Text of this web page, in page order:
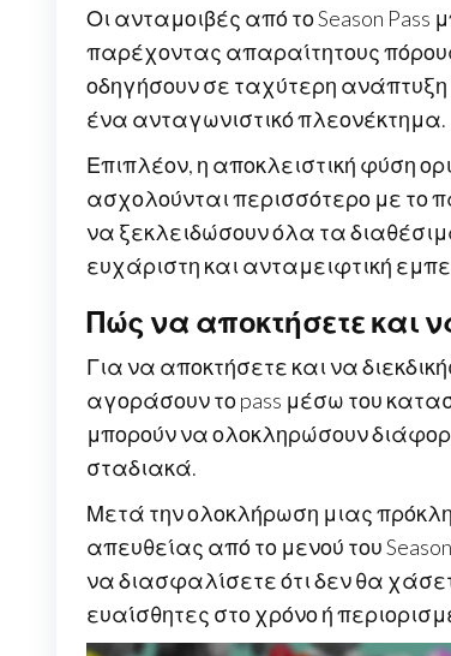
Οι ανταμοιβές από το Season
παρέχοντας απαραίτητους
οδηγήσουν σε ταχύτερη ανάπτυξη
ένα ανταγωνιστικό πλεονέκτημα.
Επιπλέον, η αποκλειστική φύση
ασχολούνται περισσότερο με το
να ξεκλειδώσουν όλα τα
ευχάριστη και ανταμειφτική
Πώς να αποκτήσετε και
Για να αποκτήσετε και να
αγοράσουν το pass μέσω του
μπορούν να ολοκληρώσουν
σταδιακά.
Μετά την ολοκλήρωση μιας
απευθείας από το μενού του
να διασφαλίσετε ότι δεν θα
ευαίσθητες στο χρόνο ή